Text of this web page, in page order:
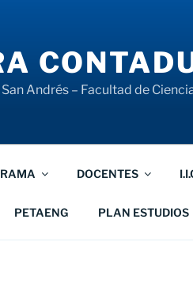
Andrés – Facultad de
DOCENTES
PETAENG PLAN ESTUDIOS